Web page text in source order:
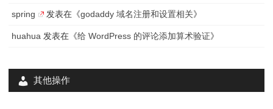
spring 发表在《godaddy 域名注册和设置相关》
huahua 发表在《给 WordPress 的评论添加算术验证》
其他操作